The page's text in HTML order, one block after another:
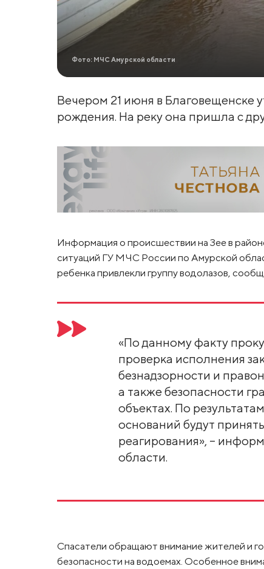
Фото: МЧС Амурской области
Вечером 21 июня в Благовещенске
рождения. На реку она пришла с
Информация о происшествии на Зее в
ситуаций ГУ МЧС России по Амурской
ребенка привлекли группу водолазов,
«По данному факту
проверка исполнения
безнадзорности и
а также безопасности
объектах. По
оснований будут
реагирования», –
области.
Спасатели обращают внимание жителей и
безопасности на водоемах. Особенное